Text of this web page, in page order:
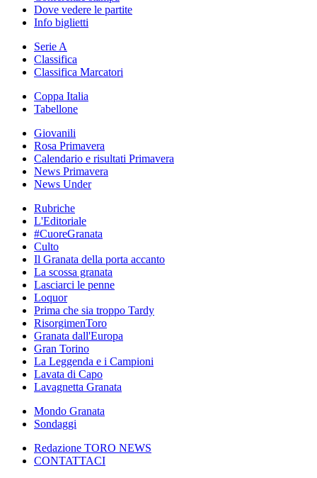
Dove vedere le partite
Info biglietti
Serie A
Classifica
Classifica Marcatori
Coppa Italia
Tabellone
Giovanili
Rosa Primavera
Calendario e risultati Primavera
News Primavera
News Under
Rubriche
L'Editoriale
#CuoreGranata
Culto
Il Granata della porta accanto
La scossa granata
Lasciarci le penne
Loquor
Prima che sia troppo Tardy
RisorgimenToro
Granata dall'Europa
Gran Torino
La Leggenda e i Campioni
Lavata di Capo
Lavagnetta Granata
Mondo Granata
Sondaggi
Redazione TORO NEWS
CONTATTACI